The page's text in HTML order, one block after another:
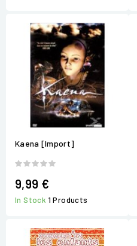
Kaena [Import]
9,99 €
In Stock 1 Products